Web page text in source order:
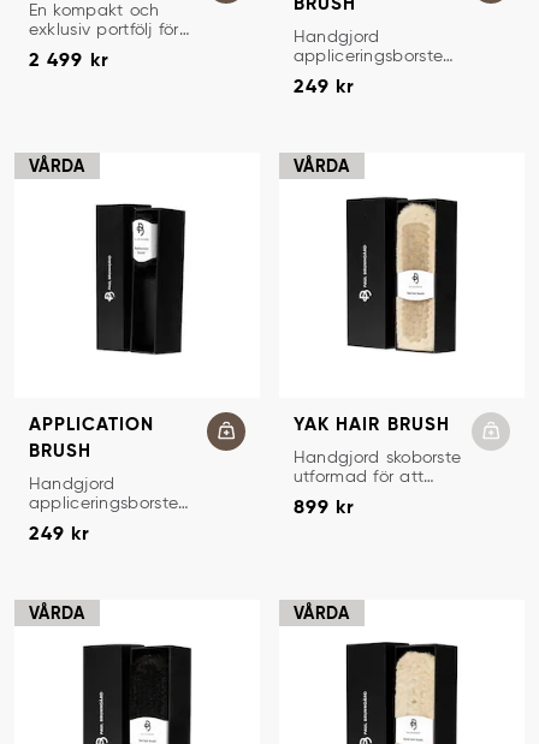
SKOLÅDA
En kompakt och
exklusiv portfölj för
med skovård till
Pris:2 499 kr
2 499 kr
BRUSH
APPLICERINGSBORSTE
Handgjord
appliceringsborste
handtag tillverkat
Pris :
249 kr
VÅRDA
APPLICATION
BRUSH
APPLICERINGSBORSTE
Handgjord
appliceringsborste
med ergonomiskt
handtag tillverkat
Pris :
249 kr
VÅRDA
YAK HAIR BRUSH
POLERINGSBORSTE
Handgjord skoborste
utformad för att
återfå exceptionell
glans och användas
Pris :
899 kr
VÅRDA VÅRDA